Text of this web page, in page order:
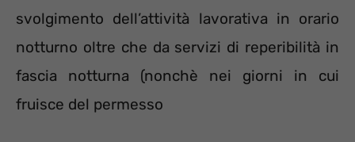
svolgimento dell’attività lavorativa in orario
notturno oltre che da servizi di reperibilità in
fascia notturna (nonchè nei giorni in cui
fruisce del permesso